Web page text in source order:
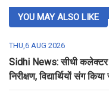
YOU MAY ALSO LIKE
THU,6 AUG 2026
Sidhi News: सीधी कलेक्टर
निरीक्षण, विद्यार्थियों संग